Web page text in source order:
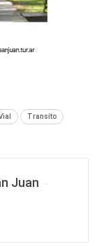
Transito
Juan